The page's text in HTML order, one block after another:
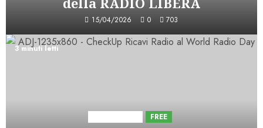
15/04/2026 0 703
3 minuti letti
FREE